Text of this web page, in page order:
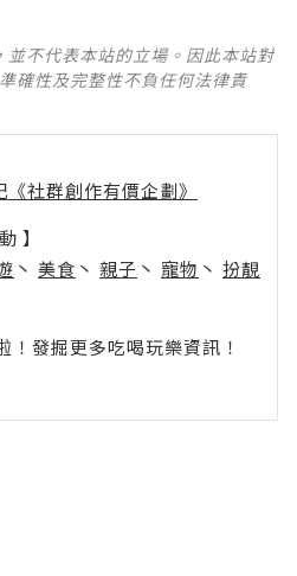
不代表本站的立場。因此本站對
確性及完整性不負任何法律責
《社群創作有價企劃》
】
丶 美食 丶 親子 丶 寵物 丶 扮靚
發掘更多吃喝玩樂資訊！